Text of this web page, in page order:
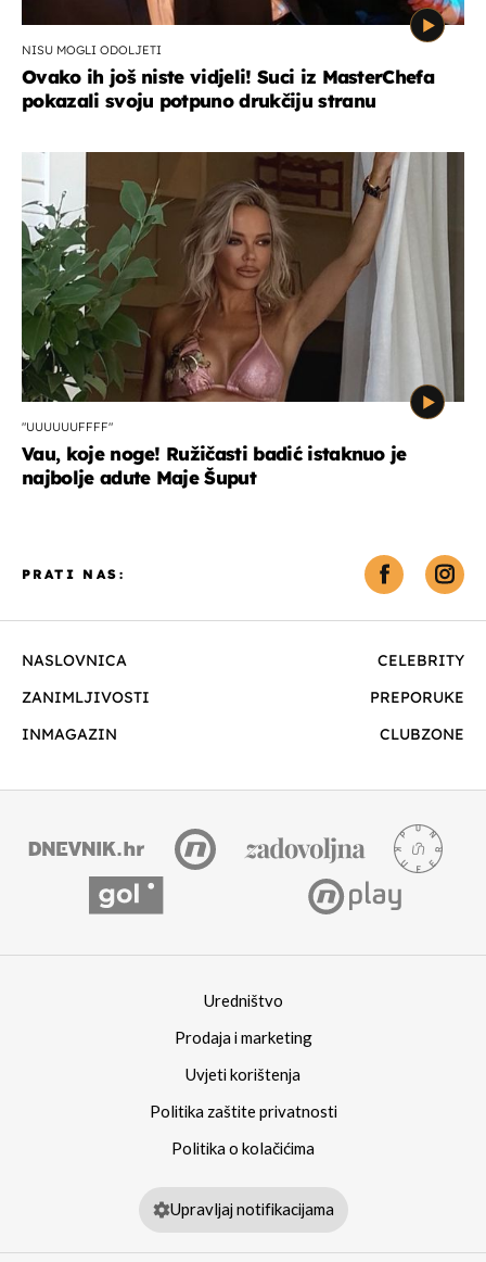
NISU MOGLI ODOLJETI
Ovako ih još niste vidjeli! Suci iz MasterChefa
pokazali svoju potpuno drukčiju stranu
"UUUUUUFFFF"
Vau, koje noge! Ružičasti badić istaknuo je
najbolje adute Maje Šuput
NASLOVNICA
CELEBRITY
ZANIMLJIVOSTI
PREPORUKE
INMAGAZIN
CLUBZONE
PRATI NAS:
Uredništvo
Prodaja i marketing
Uvjeti korištenja
Politika zaštite privatnosti
Politika o kolačićima
Upravljaj notifikacijama